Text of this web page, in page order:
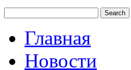
Главная
Новости